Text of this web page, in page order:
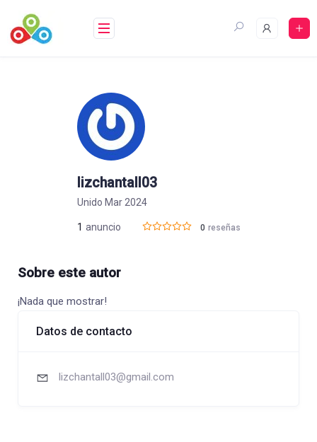
contenido
lizchantall03
Unido Mar 2024
1 anuncio 0 reseñas
Sobre este autor
¡Nada que mostrar!
Datos de contacto
lizchantall03@gmail.com